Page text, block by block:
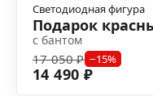
Светодиодная фигура
Подарок
с бантом
17 050 ₽ −15%
14 490 ₽